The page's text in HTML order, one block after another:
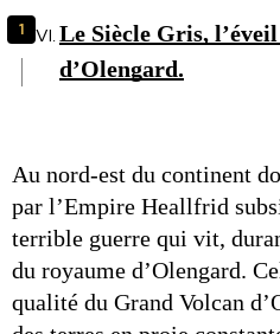
Le Siècle Gris,
d’Olengard.
Au nord-est du continent
par l’Empire Heallfrid
terrible guerre qui vit,
du royaume d’Olengard.
qualité du Grand Volcan